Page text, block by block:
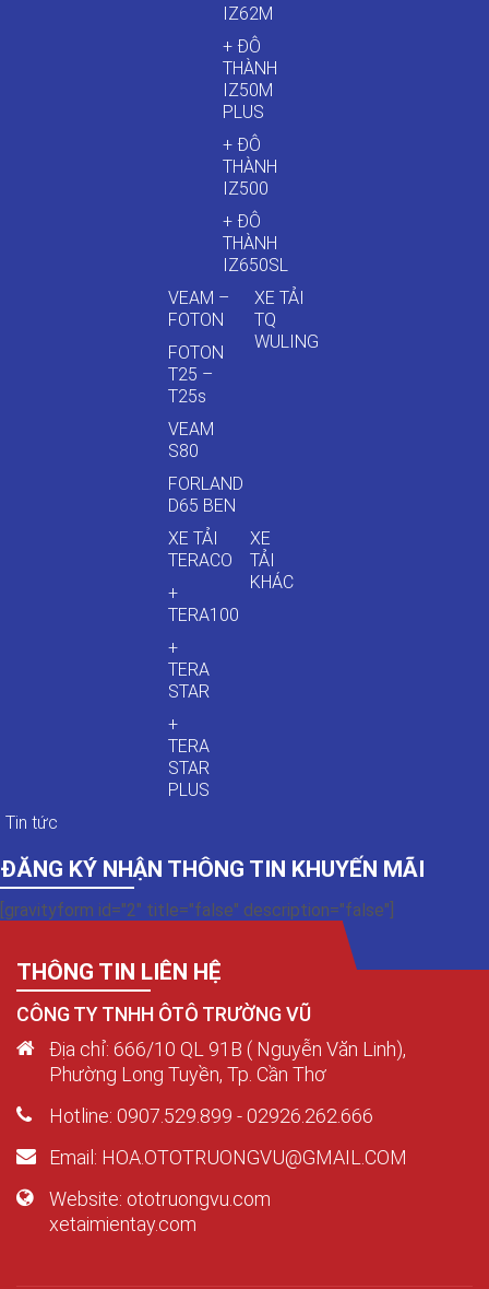
IZ62M
+ ĐÔ
THÀNH
IZ50M
PLUS
+ ĐÔ
THÀNH
IZ500
+ ĐÔ
THÀNH
IZ650SL
VEAM –
FOTON
FOTON
T25 –
T25s
VEAM
S80
FORLAND
D65 BEN
XE TẢI
TQ
WULING
XE TẢI
TERACO
+
TERA100
+
TERA
STAR
+
TERA
STAR
PLUS
XE
TẢI
KHÁC
Tin tức
ĐĂNG KÝ NHẬN THÔNG TIN KHUYẾN MÃI
[gravityform id="2" title="false" description="false"]
THÔNG TIN LIÊN HỆ
CÔNG TY TNHH ÔTÔ TRƯỜNG VŨ
Địa chỉ: 666/10 QL 91B ( Nguyễn Văn Linh),
Phường Long Tuyền, Tp. Cần Thơ
Hotline: 0907.529.899 - 02926.262.666
Email: HOA.OTOTRUONGVU@GMAIL.COM
Website: ototruongvu.com
xetaimientay.com